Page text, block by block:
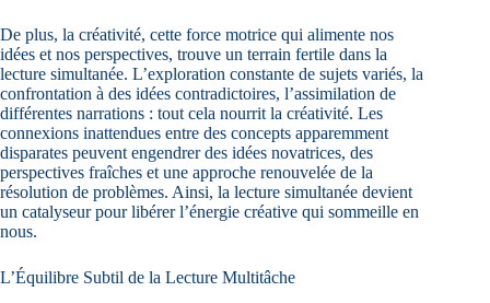
De plus, la créativité, cette force motrice qui alimente nos
idées et nos perspectives, trouve un terrain fertile dans la
lecture simultanée. L’exploration constante de sujets variés, la
confrontation à des idées contradictoires, l’assimilation de
différentes narrations : tout cela nourrit la créativité. Les
connexions inattendues entre des concepts apparemment
disparates peuvent engendrer des idées novatrices, des
perspectives fraîches et une approche renouvelée de la
résolution de problèmes. Ainsi, la lecture simultanée devient
un catalyseur pour libérer l’énergie créative qui sommeille en
nous.
L’Équilibre Subtil de la Lecture Multitâche